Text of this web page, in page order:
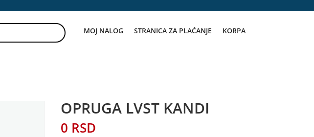
MOJ NALOG STRANICA ZA PLAĆANJE KORPA
OPRUGA LVST KANDI
0 RSD